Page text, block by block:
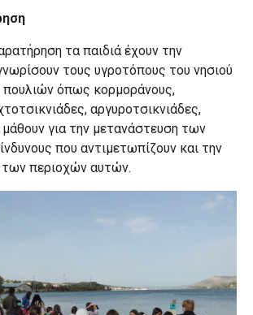
τα παιδιά έχουν την
τους υγροτόπους του νησιού
πουλιών όπως κορμοράνους,
αργυροτσικνιάδες,
για την μετανάστευση των
που αντιμετωπίζουν και την
των περιοχών αυτών.